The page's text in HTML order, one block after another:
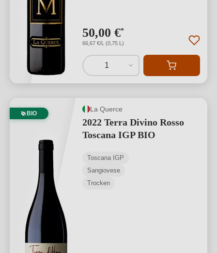
50,00 €*
66,67 €/L (0,75 L)
1
BIO
La Querce
2022 Terra Divino Rosso
Toscana IGP BIO
Toscana IGP
Sangiovese
Trocken